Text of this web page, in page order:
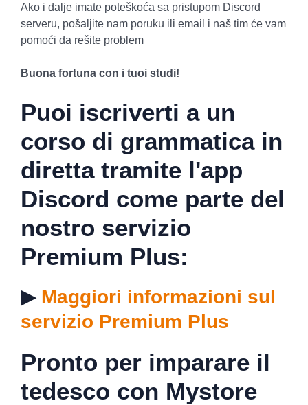
Ako i dalje imate poteškoća sa pristupom Discord
serveru, pošaljite nam poruku ili email i naš tim će vam
pomoći da rešite problem
Buona fortuna con i tuoi studi!
Puoi iscriverti a un
corso di grammatica in
diretta tramite l'app
Discord come parte del
nostro servizio
Premium Plus:
▶ Maggiori informazioni sul
servizio Premium Plus
Pronto per imparare il
tedesco con Mystore